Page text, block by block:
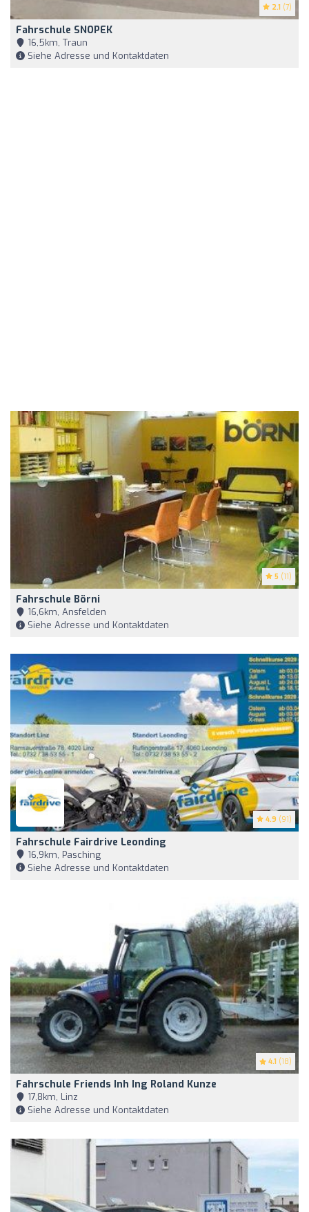
2.1 (7)
Fahrschule SNOPEK
16,5km, Traun
Siehe Adresse und Kontaktdaten
5 (11)
Fahrschule Börni
16,6km, Ansfelden
Siehe Adresse und Kontaktdaten
4.9 (91)
Fahrschule Fairdrive Leonding
16,9km, Pasching
Siehe Adresse und Kontaktdaten
4.1 (18)
Fahrschule Friends Inh Ing Roland Kunze
17,8km, Linz
Siehe Adresse und Kontaktdaten